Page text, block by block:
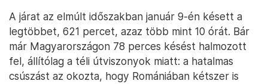
A járat az elmúlt időszakban január 9-én késett a
legtöbbet, 621 percet, azaz több mint 10 órát. Bár
már Magyarországon 78 perces késést halmozott
fel, állítólag a téli útviszonyok miatt: a hatalmas
csúszást az okozta, hogy Romániában kétszer is